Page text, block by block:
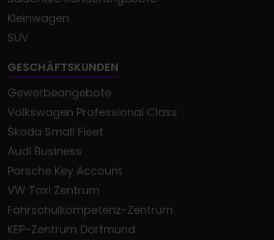
Kleinwagen
SUV
GESCHÄFTSKUNDEN
Gewerbeangebote
Volkswagen Professional Class
Škoda Small Fleet
Audi Business
Porsche Key Account
VW Taxi Zentrum
Fahrschulkompetenz-Zentrum
KEP-Zentrum Dortmund